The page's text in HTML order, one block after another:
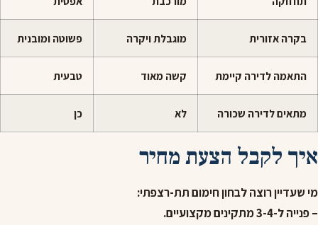
בקרה אזורית מוגבלת ויקרה פשוטה ומובנית
התאמה לדירה קיימת קשה מאוד טבעית
מתאים לדירה שכורה לא כן
איך לקבל הצעת מחיר
מי שעדיין רוצה לבחון חימום תת-רצפתי:
– פנייה ל-3-4 מתקינים מקצועיים.